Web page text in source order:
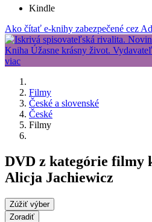
Kindle
Ako čítať e-knihy zabezpečené cez
Filmy
České a slovenské
České
Filmy
DVD z kategórie filmy
Alicja Jachiewicz
Zúžiť výber
Zoradiť